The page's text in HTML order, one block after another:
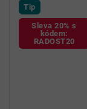
Tip
Sleva 20% s
kódem:
RADOST20